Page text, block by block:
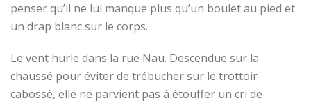
penser qu’il ne lui manque plus qu’un boulet au pied et
un drap blanc sur le corps.
Le vent hurle dans la rue Nau. Descendue sur la
chaussé pour éviter de trébucher sur le trottoir
cabossé, elle ne parvient pas à étouffer un cri de